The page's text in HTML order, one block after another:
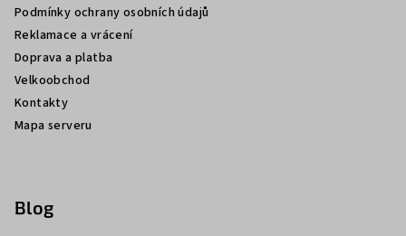
Podmínky ochrany osobních údajů
Reklamace a vrácení
Doprava a platba
Velkoobchod
Kontakty
Mapa serveru
Blog